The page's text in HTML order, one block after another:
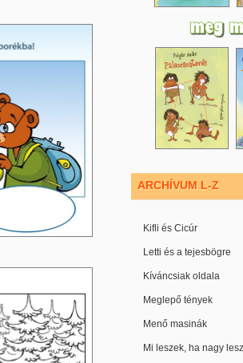
ARCHÍVUM L-Z
Kifli és Cicúr
Letti és a tejesbögre
Kíváncsiak oldala
Meglepő tények
Menő masinák
Mi leszek, ha nagy